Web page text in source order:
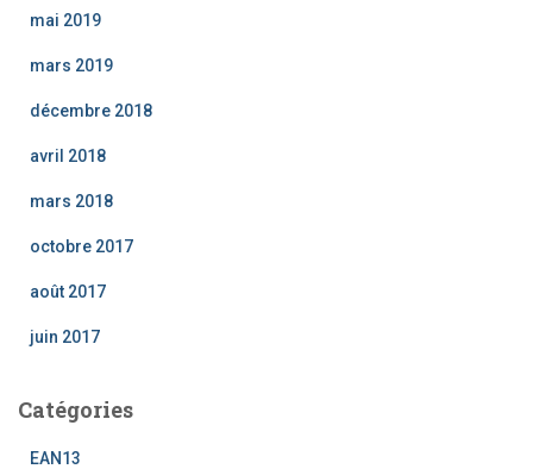
mai 2019
mars 2019
décembre 2018
avril 2018
mars 2018
octobre 2017
août 2017
juin 2017
Catégories
EAN13